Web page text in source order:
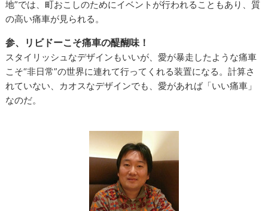
地”では、町おこしのためにイベントが行われることもあり、質
の高い痛車が見られる。
参、リビドーこそ痛車の醍醐味！
スタイリッシュなデザインもいいが、愛が暴走したような痛車
こそ“非日常”の世界に連れて行ってくれる装置になる。計算さ
れていない、カオスなデザインでも、愛があれば「いい痛車」
なのだ。